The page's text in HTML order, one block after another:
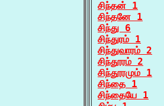
சிந்தன் 1
சிந்தனே 1
சிந்து 6
சிந்துரம் 1
சிந்துவாரம் 2
சிந்தூரம் 2
சிந்தூரமும் 1
சிந்தை 1
சிந்தையே 1